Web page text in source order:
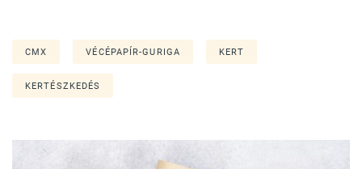
CMX VÉCÉPAPÍR-GURIGA KERT
KERTÉSZKEDÉS